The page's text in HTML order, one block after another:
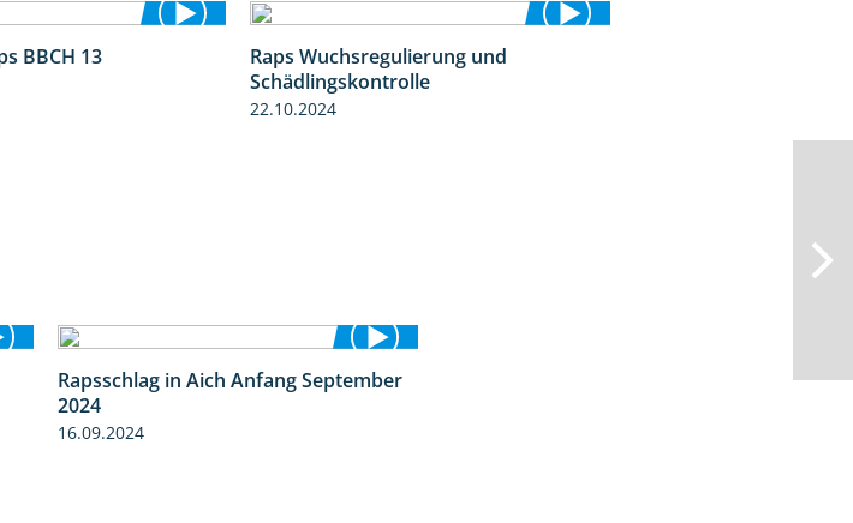
BBCH 13
Raps Wuchsregulierung und
Schädlingskontrolle
22.10.2024
1:50
Rapsschlag in Aich Anfang September
2024
16.09.2024